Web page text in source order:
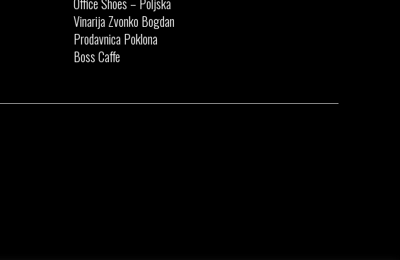
Vinarija Zvonko Bogdan
Prodavnica Poklona
Boss Caffe